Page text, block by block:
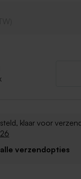
geheel.
klaar voor
alle verzendopties